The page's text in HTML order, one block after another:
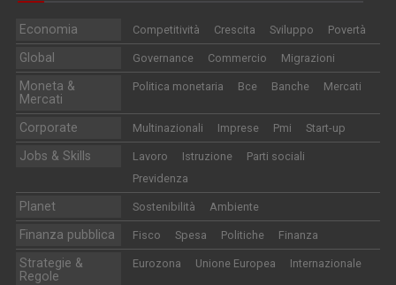
Economia Competitività Crescita Sviluppo Povertà
Global Governance Commercio Migrazioni
Moneta &
Mercati
Politica monetaria Bce Banche Mercati
Corporate Multinazionali Imprese Pmi Start-up
Jobs & Skills Lavoro Istruzione
Parti sociali
Previdenza
Planet Sostenibilità Ambiente
Finanza pubblica Fisco Spesa Politiche Finanza
Strategie &
Regole
Eurozona Unione Europea Internazionale